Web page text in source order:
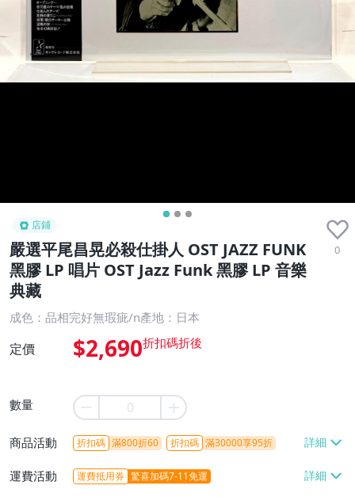
店鋪
嚴選平尾昌晃必殺仕掛人 OST JAZZ FUNK
黑膠 LP 唱片 OST Jazz Funk 黑膠 LP 音樂
典藏
0
成色：品相完好無瑕疵/n產地：日本
定價 $2,690
數量
商品活動 折扣碼 滿800折60 折扣碼 滿30000享95折
運費活動 運費抵用券 驚喜加碼7-11免運